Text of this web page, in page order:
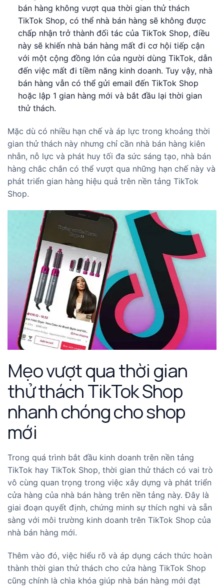
bán hàng không vượt qua thời gian thử thách
TikTok Shop, có thể nhà bán hàng sẽ không được
chấp nhận trở thành đối tác của TikTok Shop, điều
này sẽ khiến nhà bán hàng mất đi cơ hội tiếp cận
với một cộng đồng lớn của người dùng TikTok, dẫn
đến việc mất đi tiềm năng kinh doanh. Tuy vậy, nhà
bán hàng vẫn có thể gửi email đến TikTok Shop
hoặc lập 1 gian hàng mới và bắt đầu lại thời gian
thử thách.
Mặc dù có nhiều hạn chế và áp lực trong khoảng thời
gian thử thách này nhưng chỉ cần nhà bán hàng kiên
nhẫn, nỗ lực và phát huy tối đa sức sáng tạo, nhà bán
hàng chắc chắn có thể vượt qua những hạn chế này và
phát triển gian hàng hiệu quả trên nền tảng TikTok
Shop.
Mẹo vượt qua thời gian
thử thách TikTok Shop
nhanh chóng cho shop
mới
Trong quá trình bắt đầu kinh doanh trên nền tảng
TikTok hay TikTok Shop, thời gian thử thách có vai trò
vô cùng quan trọng trong việc xây dựng và phát triển
cửa hàng của nhà bán hàng trên nền tảng này. Đây là
giai đoạn quyết định, chứng minh sự thích nghi và sẵn
sàng với môi trường kinh doanh trên TikTok Shop của
nhà bán hàng mới.
Thêm vào đó, việc hiểu rõ và áp dụng cách thức hoàn
thành thời gian thử thách cho cửa hàng TikTok Shop
cũng chính là chìa khóa giúp nhà bán hàng mới đạt